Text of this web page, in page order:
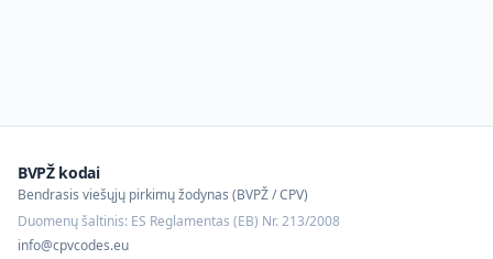
BVPŽ kodai
Bendrasis viešųjų pirkimų žodynas (BVPŽ / CPV)
Duomenų šaltinis: ES Reglamentas (EB) Nr. 213/2008
info@cpvcodes.eu